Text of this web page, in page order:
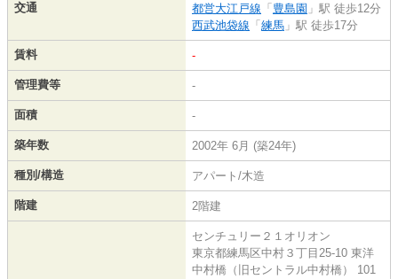
交通
都営大江戸線 「 豊島園 」駅 徒歩12分
西武池袋線 「 練馬 」駅 徒歩17分
賃料 -
管理費等 -
面積 -
築年数 2002年 6月 (築24年)
種別/構造 アパート/木造
階建 2階建
センチュリー２１オリオン
東京都練馬区中村３丁目25-10 東洋
中村橋（旧セントラル中村橋） 101